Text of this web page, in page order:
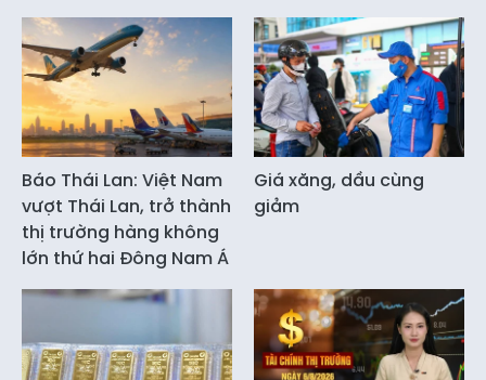
Báo Thái Lan: Việt Nam
vượt Thái Lan, trở thành
thị trường hàng không
lớn thứ hai Đông Nam Á
Giá xăng, dầu cùng
giảm